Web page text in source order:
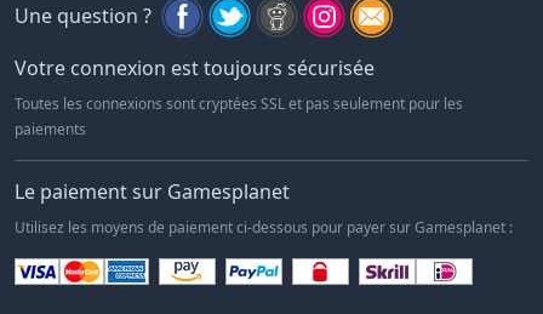
Une question ?
Votre connexion est toujours sécurisée
Toutes les connexions sont cryptées SSL et pas seulement pour les
paiements
Le paiement sur Gamesplanet
Utilisez les moyens de paiement ci-dessous pour payer sur Gamesplanet :